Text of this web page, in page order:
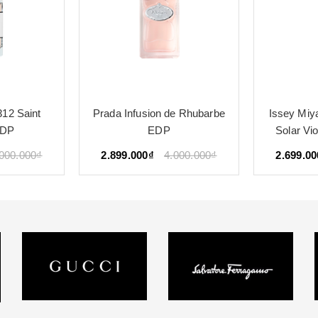
Issey Miyake L’Eau d’Issey
Solar Violet EDT Intense
2.699.000₫ 3.500.000₫
Gucci